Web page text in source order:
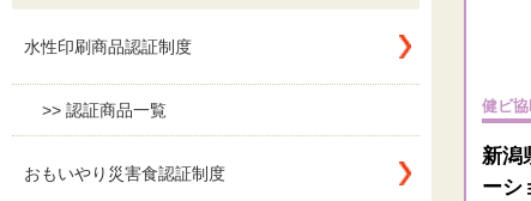
健ビ
新潟
ーシ
水性印刷商品認証制度
>> 認証商品一覧
おもいやり災害食認証制度